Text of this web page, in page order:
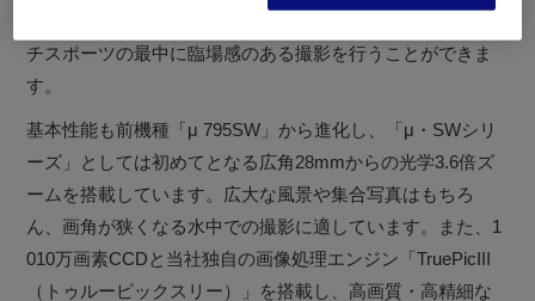
チスポーツの最中に臨場感のある撮影を行うことができま
す。
基本性能も前機種「μ 795SW」から進化し、「μ・SWシリ
ーズ」としては初めてとなる広角28mmからの光学3.6倍ズ
ームを搭載しています。広大な風景や集合写真はもちろ
ん、画角が狭くなる水中での撮影に適しています。また、1
010万画素CCDと当社独自の画像処理エンジン「TruePicIII
（トゥルーピックスリー）」を搭載し、高画質・高精細な